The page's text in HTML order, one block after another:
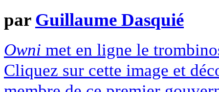
par Guillaume Dasquié
Owni met en ligne le
Cliquez sur cette image et